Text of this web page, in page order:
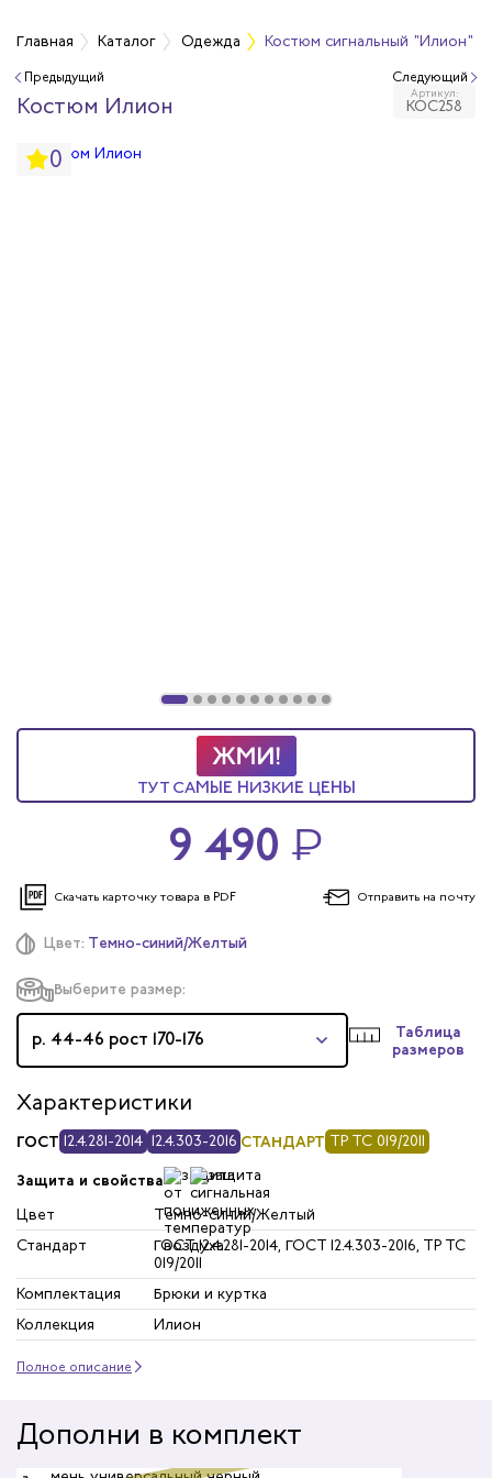
Главная Каталог Одежда Костюм сигнальный "Илион"
Предыдущий
Костюм Илион Артикул:
КОС258
0
Цвет: Темно-синий/Желтый
Выберите размер:
р. 44-46 рост 170-176
Таблица
размеров
Характеристики
ГОСТ 12.4.281-2014 12.4.303-2016 СТАНДАРТ ТР ТС 019/2011
Защита и свойства
Цвет
Темно-синий/Желтый
Стандарт
ГОСТ 12.4.281-2014, ГОСТ 12.4.303-2016, ТР ТС
019/2011
Комплектация
Брюки и куртка
Коллекция
Илион
Полное описание
ТУТ САМЫЕ НИЗКИЕ ЦЕНЫ
9 490 ₽
Скачать карточку товара в PDF Отправить на почту
Следующий
Дополни в комплект